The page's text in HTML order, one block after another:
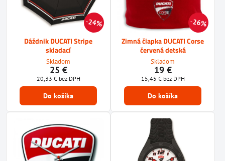
24%
Dáždnik DUCATI Stripe
skladací
Skladom
25 €
20,33 € bez DPH
Do košíka
26%
Zimná čiapka DUCATI Corse
červená detská
Skladom
19 €
15,45 € bez DPH
Do košíka